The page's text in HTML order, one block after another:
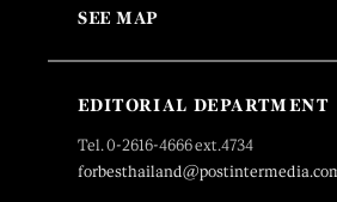
SEE MAP
EDITORIAL DEPARTMENT
Tel. 0-2616-4666 ext.4734